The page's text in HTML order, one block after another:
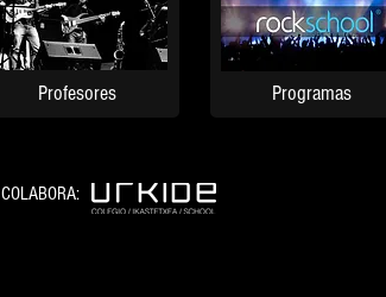
Profesores Programas
COLABORA: